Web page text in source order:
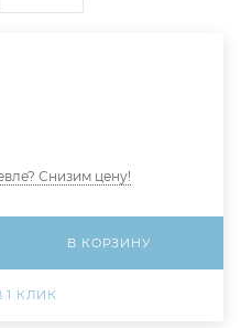
Снизим цену!
В КОРЗИНУ
1 КЛИК